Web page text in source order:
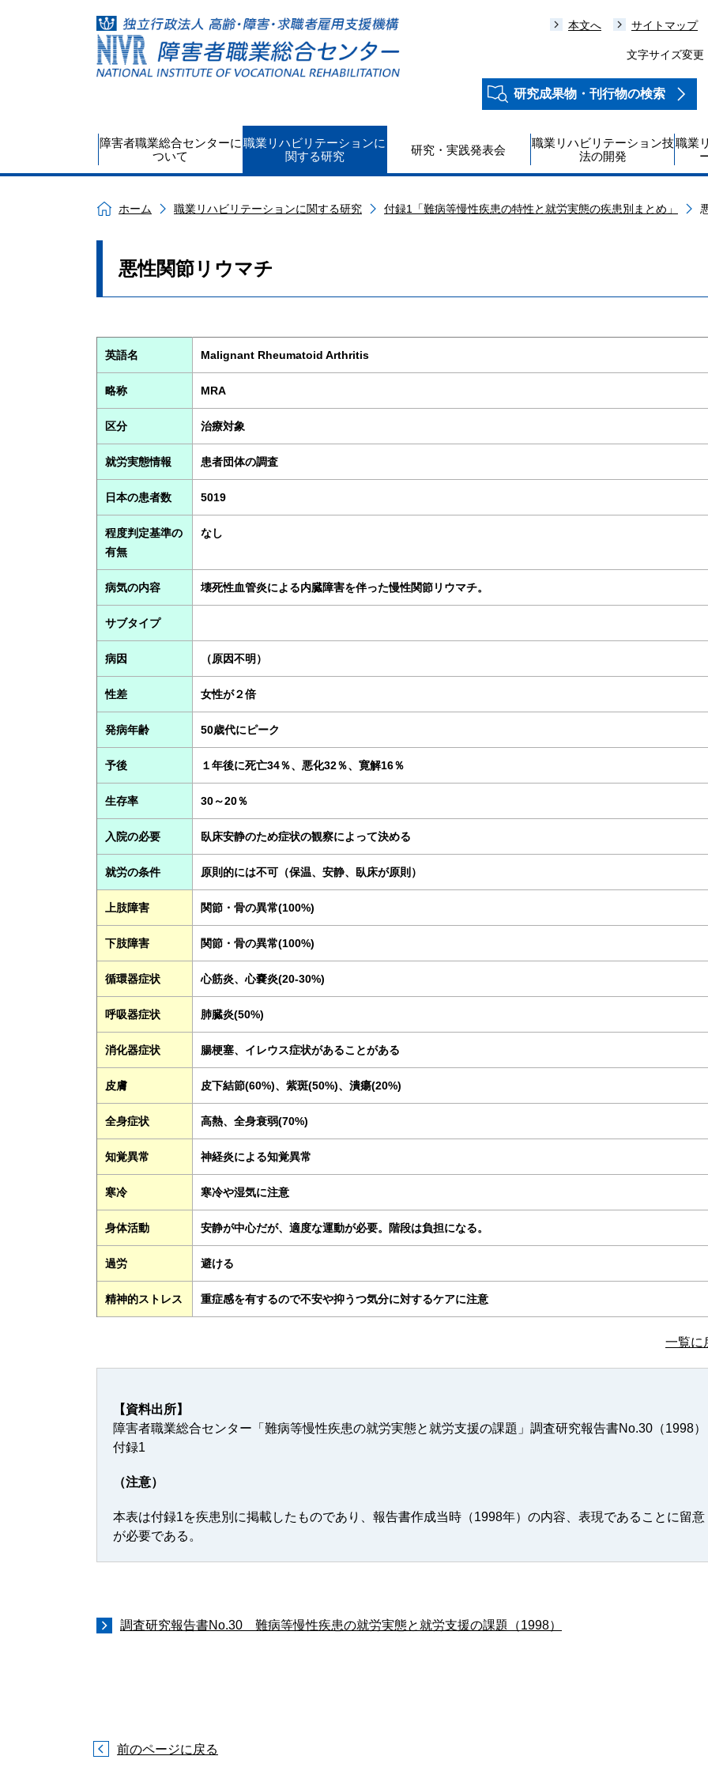
本文へ サイトマップ
文字サイズ変更
研究成果物・刊行物の検索
障害者職業総合センターに
ついて
職業リハビリテーションに
関する研究
研究・実践発表会
職業リハビリテーション技
法の開発
職業
ホーム 職業リハビリテーションに関する研究 付録1「難病等慢性疾患の特性と就労実態の疾患別まとめ」
悪性関節リウマチ
英語名 Malignant Rheumatoid Arthritis
略称 MRA
区分 治療対象
就労実態情報 患者団体の調査
日本の患者数 5019
程度判定基準の
有無
なし
病気の内容 壊死性血管炎による内臓障害を伴った慢性関節リウマチ。
サブタイプ
病因 （原因不明）
性差 女性が２倍
発病年齢 50歳代にピーク
予後 １年後に死亡34％、悪化32％、寛解16％
生存率 30～20％
入院の必要 臥床安静のため症状の観察によって決める
就労の条件 原則的には不可（保温、安静、臥床が原則）
上肢障害 関節・骨の異常(100%)
下肢障害 関節・骨の異常(100%)
循環器症状 心筋炎、心嚢炎(20-30%)
呼吸器症状 肺臓炎(50%)
消化器症状 腸梗塞、イレウス症状があることがある
皮膚 皮下結節(60%)、紫斑(50%)、潰瘍(20%)
全身症状 高熱、全身衰弱(70%)
知覚異常 神経炎による知覚異常
寒冷 寒冷や湿気に注意
身体活動 安静が中心だが、適度な運動が必要。階段は負担になる。
過労 避ける
精神的ストレス 重症感を有するので不安や抑うつ気分に対するケアに注意
一覧に
【資料出所】
障害者職業総合センター「難病等慢性疾患の就労実態と就労支援の課題」調査研究報告書No.30（1998）
付録1
（注意）
本表は付録1を疾患別に掲載したものであり、報告書作成当時（1998年）の内容、表現であることに留意
が必要である。
調査研究報告書No.30 難病等慢性疾患の就労実態と就労支援の課題（1998）
前のページに戻る